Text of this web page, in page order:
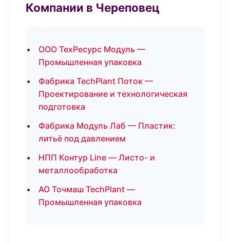
Компании в Череповец
ООО ТехРесурс Модуль —
Промышленная упаковка
Фабрика TechPlant Поток —
Проектирование и технологическая
подготовка
Фабрика Модуль Лаб — Пластик:
литьё под давлением
НПП Контур Line — Листо- и
металлообработка
АО Точмаш TechPlant —
Промышленная упаковка